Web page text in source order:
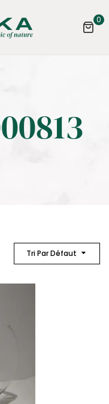
0
Tri Par Défaut